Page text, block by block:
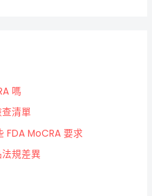
嗎
清單
FDA MoCRA 要求
規差異